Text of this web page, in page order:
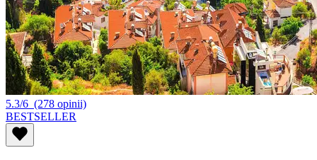
5.3/6 (278 opinii)
BESTSELLER